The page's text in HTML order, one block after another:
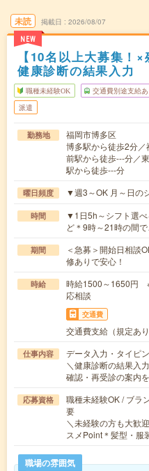
未読
NEW
掲載日 2026/08/07
【10名以上大募集！
健康診断の結果入力
職種未経験OK 交通費別途支給あ
派遣
勤務地
福岡市博多区
博多駅から徒歩2分
前駅から徒歩---分／
駅から徒歩---分
曜日頻度 ▼週3～OK 月～日の
時間
▼1日5h～シフト選
ど＊9時～21時の間
期間
＜急募＞開始日相
修ありで安心！
時給
時給1500～1650円
応相談
交通費
交通費支給（規定あり
仕事内容
データ入力・タイピ
＼健康診断の結果入
確認・再受診の案内
応募資格
職種未経験OK / ブラ
要
＼未経験の方も大歓
スメPoint＊髪型・
職場の雰囲気